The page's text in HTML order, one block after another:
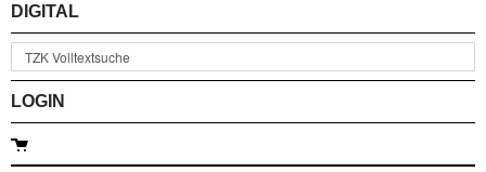
DIGITAL
LOGIN